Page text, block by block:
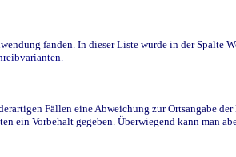
fanden. In dieser Liste wurde in der Spalte
Fällen eine Abweichung zur Ortsangabe
ein Vorbehalt gegeben. Überwiegend kann man